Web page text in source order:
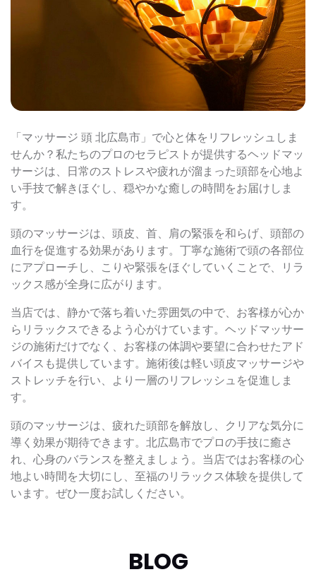
「マッサージ 頭 北広島市」で心と体をリフレッシュしま
せんか？私たちのプロのセラピストが提供するヘッドマッ
サージは、日常のストレスや疲れが溜まった頭部を心地よ
い手技で解きほぐし、穏やかな癒しの時間をお届けしま
す。
頭のマッサージは、頭皮、首、肩の緊張を和らげ、頭部の
血行を促進する効果があります。丁寧な施術で頭の各部位
にアプローチし、こりや緊張をほぐしていくことで、リラ
ックス感が全身に広がります。
当店では、静かで落ち着いた雰囲気の中で、お客様が心か
らリラックスできるよう心がけています。ヘッドマッサー
ジの施術だけでなく、お客様の体調や要望に合わせたアド
バイスも提供しています。施術後は軽い頭皮マッサージや
ストレッチを行い、より一層のリフレッシュを促進しま
す。
頭のマッサージは、疲れた頭部を解放し、クリアな気分に
導く効果が期待できます。北広島市でプロの手技に癒さ
れ、心身のバランスを整えましょう。当店ではお客様の心
地よい時間を大切にし、至福のリラックス体験を提供して
います。ぜひ一度お試しください。
BLOG